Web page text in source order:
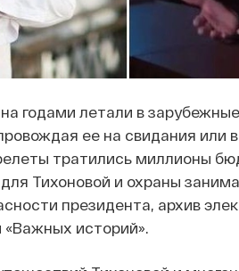
годами летали в
ее на свидания или
тратились миллионы
Тихоновой и охраны
президента, архив
«Важных историй».